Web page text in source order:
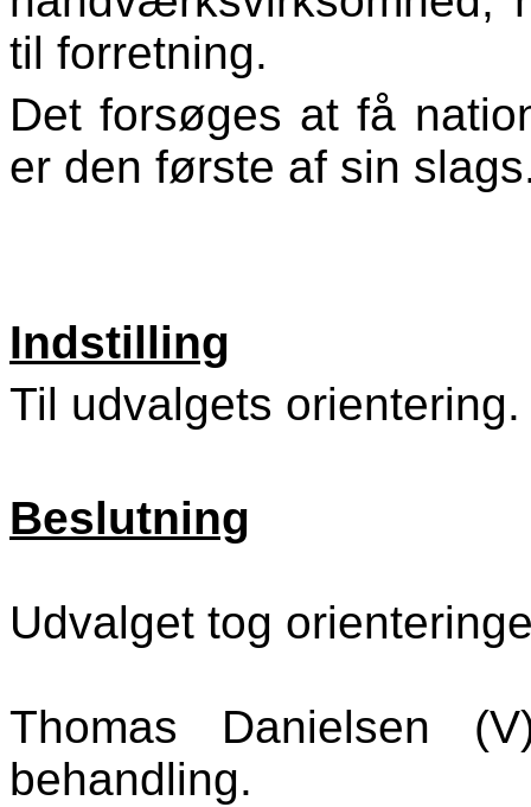
til forretning.
Det forsøges at få
er den første af sin
Indstilling
Til udvalgets orientering.
Beslutning
Udvalget tog
Thomas Danielsen
behandling.